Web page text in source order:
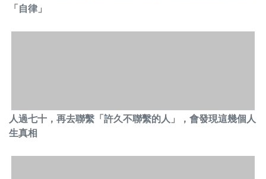
「自律」
人過七十，再去聯繫「許久不聯繫的人」，會發現這幾個人
生真相